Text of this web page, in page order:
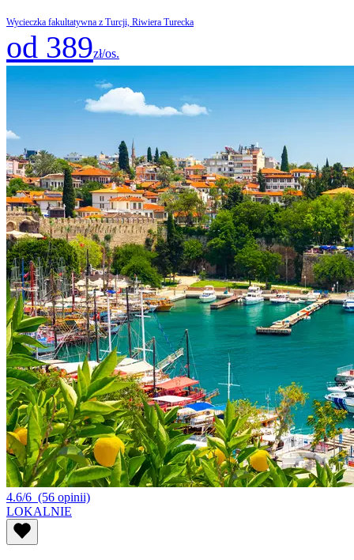
Wycieczka fakultatywna z Turcji, Riwiera Turecka
od 389zł/os.
4.6/6 (56 opinii)
LOKALNIE